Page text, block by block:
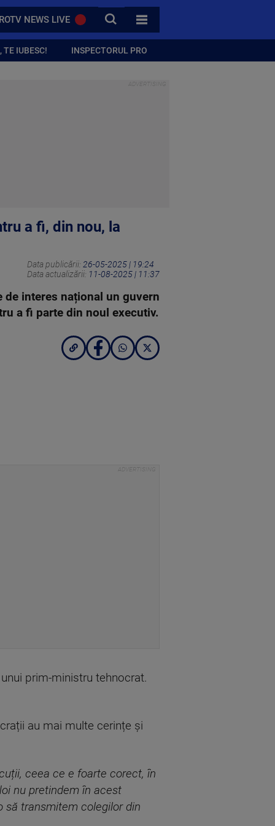
NEWS LIVE CAUTA
TOATE CATEGORIILE
TE IUBESC! INSPECTORUL PRO
a fi, din nou, la
Data publicării: 26-05-2025 | 19:24
Data actualizării: 11-08-2025 | 11:37
interes național un guvern
a fi parte din noul executiv.
prim-ministru tehnocrat.
au mai multe cerințe și
ceea ce e foarte corect, în
nu pretindem în acest
să transmitem colegilor din